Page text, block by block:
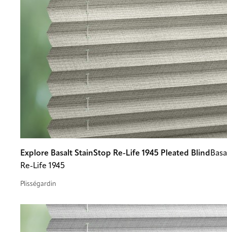
Explore Basalt StainStop Re-Life 1945 Pleated Blind
Re-Life 1945
Plisségardin